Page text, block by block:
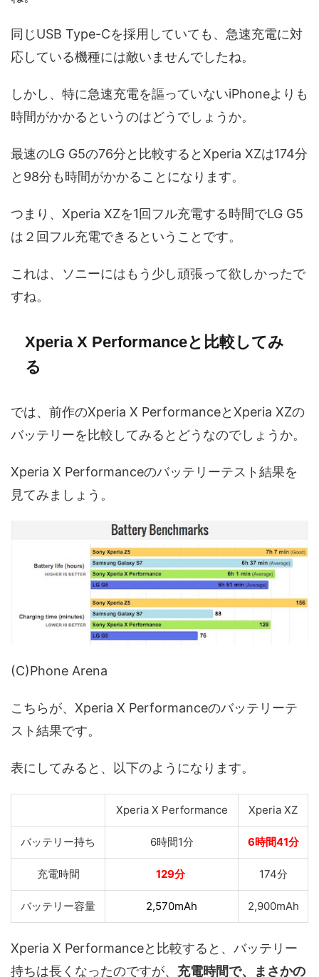
同じUSB Type-Cを採用していても、急速充電に対
応している機種には敵いませんでしたね。
しかし、特に急速充電を謳っていないiPhoneよりも
時間がかかるというのはどうでしょうか。
最速のLG G5の76分と比較するとXperia XZは174分
と98分も時間がかかることになります。
つまり、Xperia XZを1回フル充電する時間でLG G5
は２回フル充電できるということです。
これは、ソニーにはもう少し頑張って欲しかったで
すね。
Xperia X Performanceと比較してみ
る
では、前作のXperia X PerformanceとXperia XZの
バッテリーを比較してみるとどうなのでしょうか。
Xperia X Performanceのバッテリーテスト結果を
見てみましょう。
(C)Phone Arena
こちらが、Xperia X Performanceのバッテリーテ
スト結果です。
表にしてみると、以下のようになります。
Xperia X Performance Xperia XZ
バッテリー持ち 6時間1分 6時間41分
充電時間 129分 174分
バッテリー容量 2,570mAh 2,900mAh
Xperia X Performanceと比較すると、バッテリー
持ちは長くなったのですが、 充電時間で、まさかの